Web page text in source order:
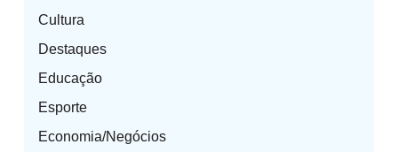
Cultura
Destaques
Educação
Esporte
Economia/Negócios